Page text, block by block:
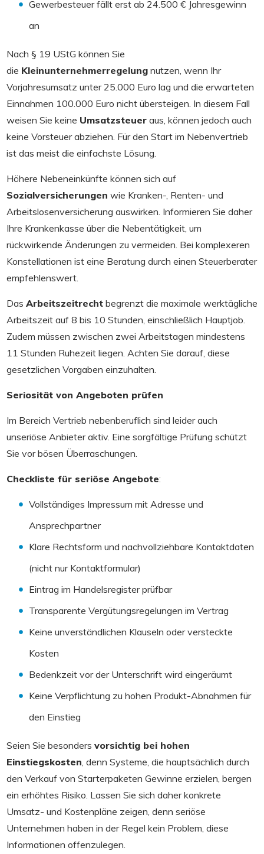
Gewerbesteuer fällt erst ab 24.500 € Jahresgewinn
an
Nach § 19 UStG können Sie
die Kleinunternehmerregelung nutzen, wenn Ihr
Vorjahresumsatz unter 25.000 Euro lag und die erwarteten
Einnahmen 100.000 Euro nicht übersteigen. In diesem Fall
weisen Sie keine Umsatzsteuer aus, können jedoch auch
keine Vorsteuer abziehen. Für den Start im Nebenvertrieb
ist das meist die einfachste Lösung.
Höhere Nebeneinkünfte können sich auf
Sozialversicherungen wie Kranken-, Renten- und
Arbeitslosenversicherung auswirken. Informieren Sie daher
Ihre Krankenkasse über die Nebentätigkeit, um
rückwirkende Änderungen zu vermeiden. Bei komplexeren
Konstellationen ist eine Beratung durch einen Steuerberater
empfehlenswert.
Das Arbeitszeitrecht begrenzt die maximale werktägliche
Arbeitszeit auf 8 bis 10 Stunden, einschließlich Hauptjob.
Zudem müssen zwischen zwei Arbeitstagen mindestens
11 Stunden Ruhezeit liegen. Achten Sie darauf, diese
gesetzlichen Vorgaben einzuhalten.
Seriosität von Angeboten prüfen
Im Bereich Vertrieb nebenberuflich sind leider auch
unseriöse Anbieter aktiv. Eine sorgfältige Prüfung schützt
Sie vor bösen Überraschungen.
Checkliste für seriöse Angebote:
Vollständiges Impressum mit Adresse und
Ansprechpartner
Klare Rechtsform und nachvollziehbare Kontaktdaten
(nicht nur Kontaktformular)
Eintrag im Handelsregister prüfbar
Transparente Vergütungsregelungen im Vertrag
Keine unverständlichen Klauseln oder versteckte
Kosten
Bedenkzeit vor der Unterschrift wird eingeräumt
Keine Verpflichtung zu hohen Produkt-Abnahmen für
den Einstieg
Seien Sie besonders vorsichtig bei hohen
Einstiegskosten, denn Systeme, die hauptsächlich durch
den Verkauf von Starterpaketen Gewinne erzielen, bergen
ein erhöhtes Risiko. Lassen Sie sich daher konkrete
Umsatz- und Kostenpläne zeigen, denn seriöse
Unternehmen haben in der Regel kein Problem, diese
Informationen offenzulegen.